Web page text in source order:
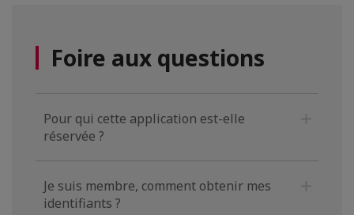
Foire aux questions
Pour qui cette application est-elle
réservée ?
Je suis membre, comment obtenir mes
identifiants ?